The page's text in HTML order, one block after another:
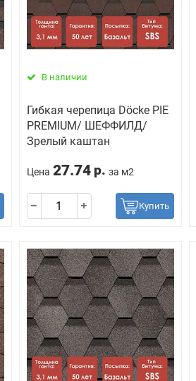
В наличии
Гибкая черепица Döcke PIE
PREMIUM/ ШЕФФИЛД/
Зрелый каштан
Цена 27.74 р. за м2
Купить